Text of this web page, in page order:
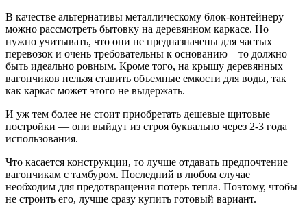
В качестве альтернативы металлическому блок-контейнеру
можно рассмотреть бытовку на деревянном каркасе. Но
нужно учитывать, что они не предназначены для частых
перевозок и очень требовательны к основанию – то должно
быть идеально ровным. Кроме того, на крышу деревянных
вагончиков нельзя ставить объемные емкости для воды, так
как каркас может этого не выдержать.
И уж тем более не стоит приобретать дешевые щитовые
постройки — они выйдут из строя буквально через 2-3 года
использования.
Что касается конструкции, то лучше отдавать предпочтение
вагончикам с тамбуром. Последний в любом случае
необходим для предотвращения потерь тепла. Поэтому, чтобы
не строить его, лучше сразу купить готовый вариант.